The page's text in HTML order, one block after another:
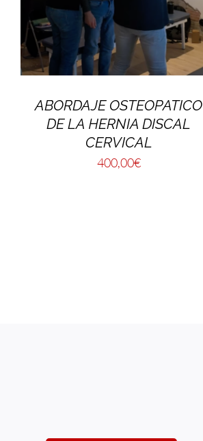
ABORDAJE OSTEOPATICO
DE LA HERNIA DISCAL
CERVICAL
400,00€